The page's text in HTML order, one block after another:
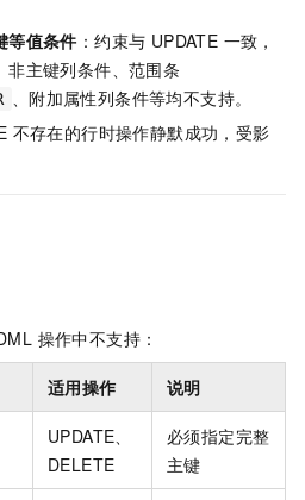
等值条件 ：约束与 UPDATE 一致，
非主键列条件、范围条
、附加属性列条件等均不支持。
不存在的行时操作静默成功，受影
操作中不支持：
适用操作 说明
UPDATE、
DELETE
必须指定完整
主键